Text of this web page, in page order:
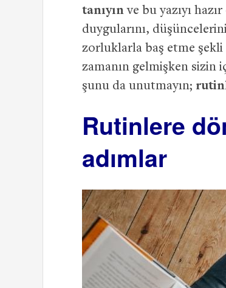
tanıyınve bu yazıyı
duygularını,
zorluklarla baş etme
zamanın gelmişken sizin
şunu da unutmayın;
Rutinlere
adımlar